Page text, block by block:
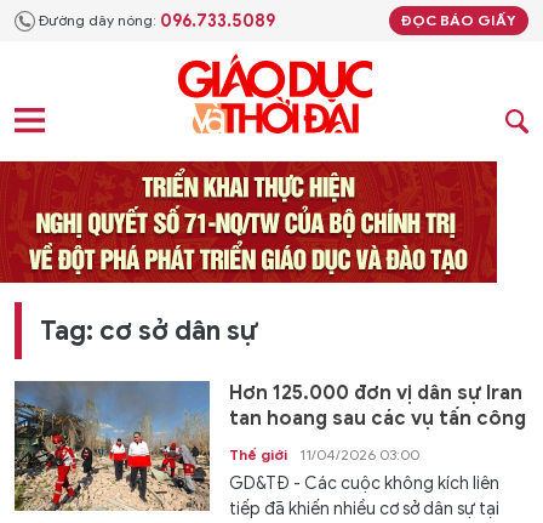
Đường dây nóng: 096.733.5089 ĐỌC BÁO GIẤY
Tag: cơ sở dân sự
Hơn 125.000 đơn vị dân sự Iran
tan hoang sau các vụ tấn công
Thế giới 11/04/2026 03:00
GD&TĐ - Các cuộc không kích liên
tiếp đã khiến nhiều cơ sở dân sự tại